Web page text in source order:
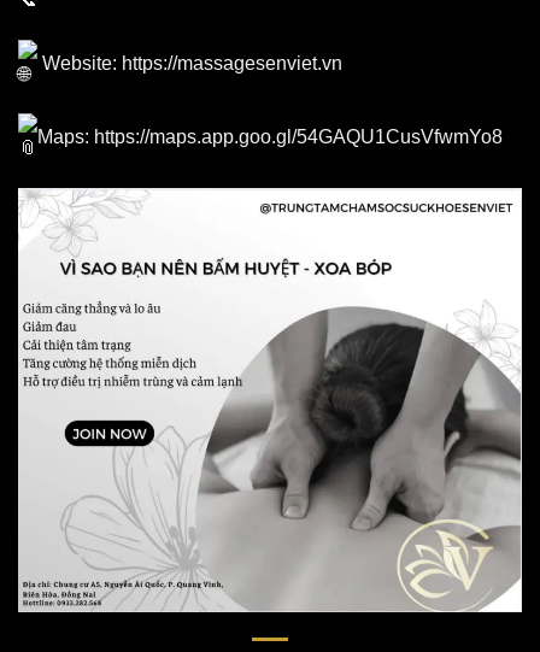
Website: https://massagesenviet.vn
Maps: https://maps.app.goo.gl/54GAQU1CusVfwmYo8